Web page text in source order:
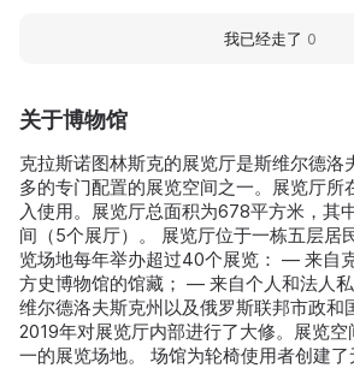
关于博物馆
克拉斯诺图林斯克的展览厅是斯维尔德洛
多的专门配置的展览空间之一。展览厅所
入使用。展览厅总面积为678平方米，其
间（5个展厅）。 展览厅位于一栋五层居
览场地每年举办超过40个展览： — 来自
方史博物馆的馆藏； — 来自个人和法人
维尔德洛夫斯克州以及俄罗斯联邦市政和
2019年对展览厅内部进行了大修。展览
一的展览场地。 场馆为轮椅使用者创建了
我已经走了 0